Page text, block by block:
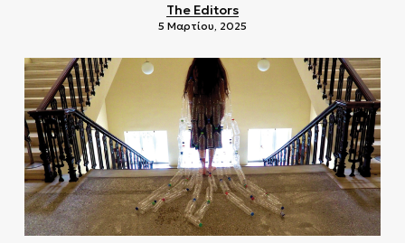
The Editors
5 Μαρτίου, 2025